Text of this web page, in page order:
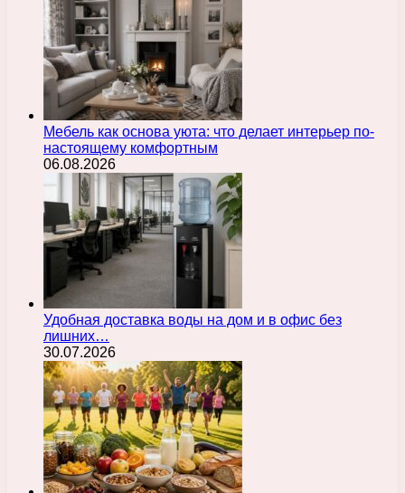
Мебель как основа уюта: что делает интерьер по-
настоящему комфортным
06.08.2026
Удобная доставка воды на дом и в офис без
лишних…
30.07.2026